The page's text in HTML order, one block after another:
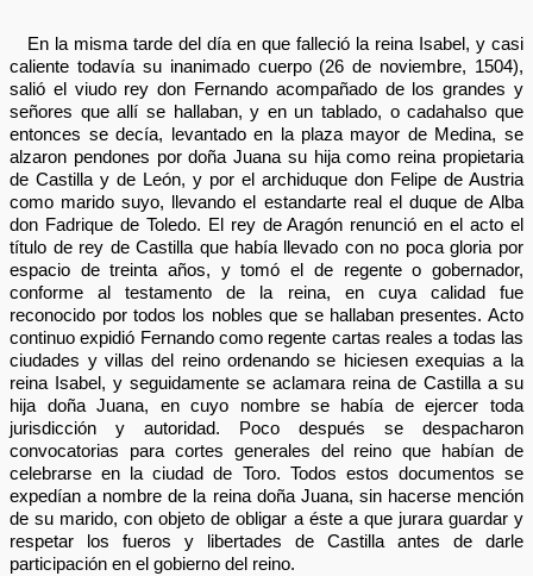
En la misma tarde del día en que falleció la reina Isabel, y casi
caliente todavía su inanimado cuerpo (26 de noviembre, 1504),
salió el viudo rey don Fernando acompañado de los grandes y
señores que allí se hallaban, y en un tablado, o cadahalso que
entonces se decía, levantado en la plaza mayor de Medina, se
alzaron pendones por doña Juana su hija como reina propietaria
de Castilla y de León, y por el archiduque don Felipe de Austria
como marido suyo, llevando el estandarte real el duque de Alba
don Fadrique de Toledo. El rey de Aragón renunció en el acto el
título de rey de Castilla que había llevado con no poca gloria por
espacio de treinta años, y tomó el de regente o gobernador,
conforme al testamento de la reina, en cuya calidad fue
reconocido por todos los nobles que se hallaban presentes. Acto
continuo expidió Fernando como regente cartas reales a todas las
ciudades y villas del reino ordenando se hiciesen exequias a la
reina Isabel, y seguidamente se aclamara reina de Castilla a su
hija doña Juana, en cuyo nombre se había de ejercer toda
jurisdicción y autoridad. Poco después se despacharon
convocatorias para cortes generales del reino que habían de
celebrarse en la ciudad de Toro. Todos estos documentos se
expedían a nombre de la reina doña Juana, sin hacerse mención
de su marido, con objeto de obligar a éste a que jurara guardar y
respetar los fueros y libertades de Castilla antes de darle
participación en el gobierno del reino.